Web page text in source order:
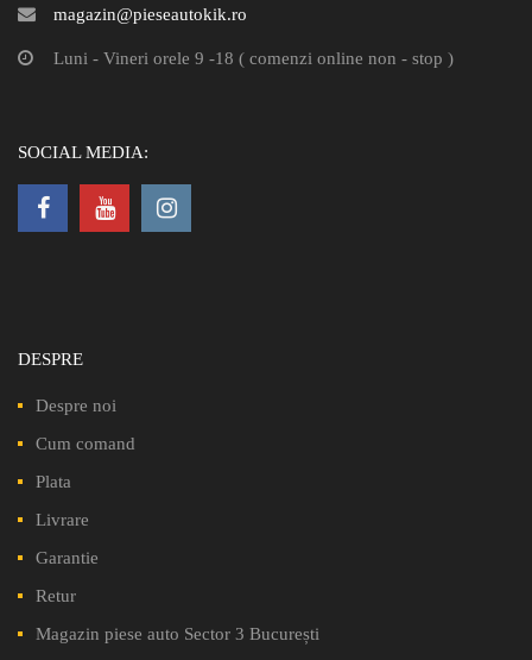
magazin@pieseautokik.ro
Luni - Vineri orele 9 -18 ( comenzi online non - stop )
SOCIAL MEDIA:
DESPRE
Despre noi
Cum comand
Plata
Livrare
Garantie
Retur
Magazin piese auto Sector 3 București